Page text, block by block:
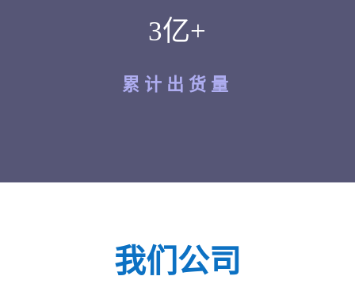
3亿+
累计出货量
我们公司